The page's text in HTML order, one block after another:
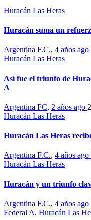
Huracán Las Heras
Huracán suma un
Argentina F.C., 4 años ago
Huracán Las Heras
Así fue el triunfo de
A
Argentina FC, 2 años ago
Huracán Las Heras
Huracán Las Heras
Argentina F.C., 4 años ago
Huracán Las Heras
Huracán y un triunfo
Argentina F.C., 4 años ago
Federal A, Huracán Las